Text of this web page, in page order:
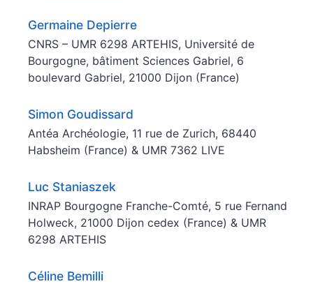
Germaine Depierre
CNRS – UMR 6298 ARTEHIS, Université de
Bourgogne, bâtiment Sciences Gabriel, 6
boulevard Gabriel, 21000 Dijon (France)
Simon Goudissard
Antéa Archéologie, 11 rue de Zurich, 68440
Habsheim (France) & UMR 7362 LIVE
Luc Staniaszek
INRAP Bourgogne Franche-Comté, 5 rue Fernand
Holweck, 21000 Dijon cedex (France) & UMR
6298 ARTEHIS
Céline Bemilli